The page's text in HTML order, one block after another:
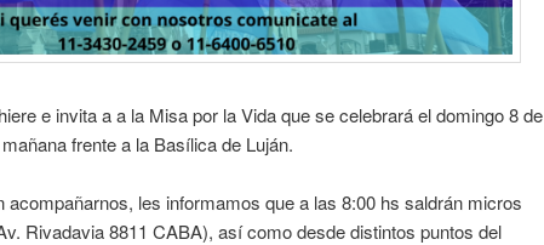
e invita a a la Misa por la Vida que se celebrará el domingo 8 de
frente a la Basílica de Luján.
acompañarnos, les informamos que a las 8:00 hs saldrán micros
Rivadavia 8811 CABA), así como desde distintos puntos del